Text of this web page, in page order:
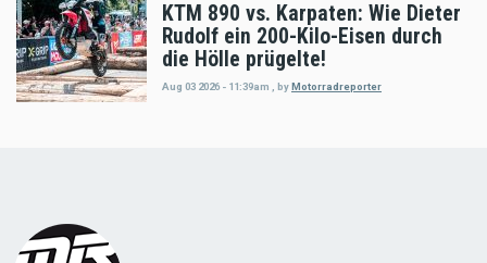
KTM 890 vs. Karpaten: Wie Dieter
Rudolf ein 200-Kilo-Eisen durch
die Hölle prügelte!
Aug 03 2026 - 11:39am byMotorradreporter